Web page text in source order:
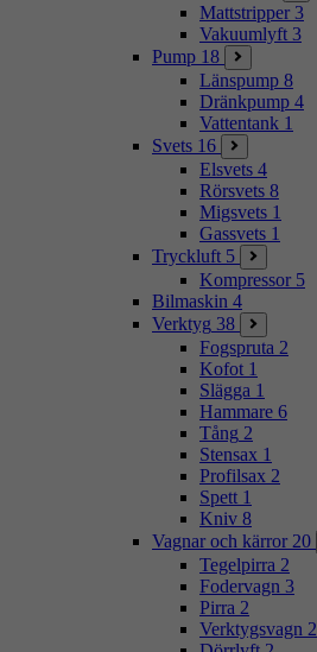
Mattstripper 3
Vakuumlyft 3
Pump 18
Länspump 8
Dränkpump 4
Vattentank 1
Svets 16
Elsvets 4
Rörsvets 8
Migsvets 1
Gassvets 1
Tryckluft 5
Kompressor 5
Bilmaskin 4
Verktyg 38
Fogspruta 2
Kofot 1
Slägga 1
Hammare 6
Tång 2
Stensax 1
Profilsax 2
Spett 1
Kniv 8
Vagnar och kärror 20
Tegelpirra 2
Fodervagn 3
Pirra 2
Verktygsvagn 2